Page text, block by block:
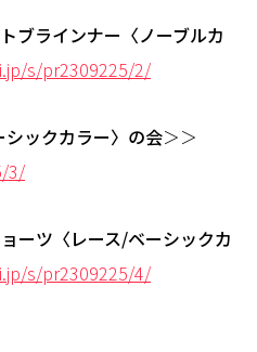
ブラインナー〈ノーブルカ
s/pr2309225/2/
ックカラー〉の会＞＞
3/
ーツ〈レース/ベーシックカ
s/pr2309225/4/